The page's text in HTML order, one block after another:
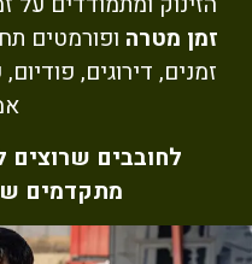
זמן מטרה ופורמטים
זמנים, דירוגים,
לחובבים שרוצים
מתקדמים